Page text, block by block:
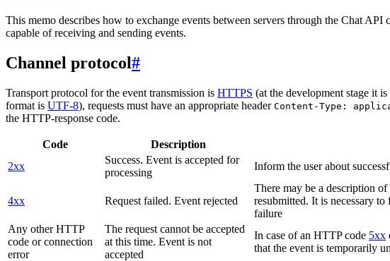
This memo describes how to exchange events between servers through the Chat
capable of receiving and sending events.
Channel protocol#
Transport protocol for the event transmission is HTTPS (at the development stage it
format is UTF-8), requests must have an appropriate header Content-Type:
the HTTP-response code.
Code Description
2xx
Success. Event is accepted for
processing
Inform the user about
4xx Request failed. Event rejected
There may be a description
resubmitted. It is necessary
failure
Any other HTTP
code or connection
error
The request cannot be accepted
at this time. Event is not
accepted
In case of an HTTP code 5xx
that the event is temporarily